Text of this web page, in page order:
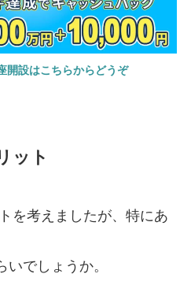
開設はこちらからどうぞ
ット
を考えましたが、特にあ
でしょうか。